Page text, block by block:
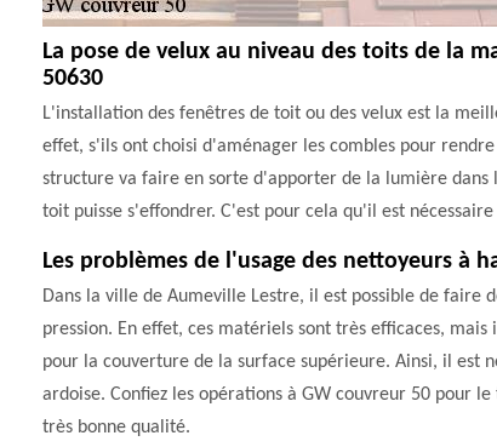
La pose de velux au niveau des toits de la
50630
L'installation des fenêtres de toit ou des velux est la
effet, s'ils ont choisi d'aménager les combles pour
structure va faire en sorte d'apporter de la lumière
toit puisse s'effondrer. C'est pour cela qu'il est
Les problèmes de l'usage des nettoyeurs à
Dans la ville de Aumeville Lestre, il est possible de faire
pression. En effet, ces matériels sont très efficaces,
pour la couverture de la surface supérieure. Ainsi, il est
ardoise. Confiez les opérations à GW couvreur 50 pour
très bonne qualité.